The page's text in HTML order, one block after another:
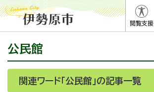
閲覧支援
公民館
関連ワード「公民館」の記事一覧